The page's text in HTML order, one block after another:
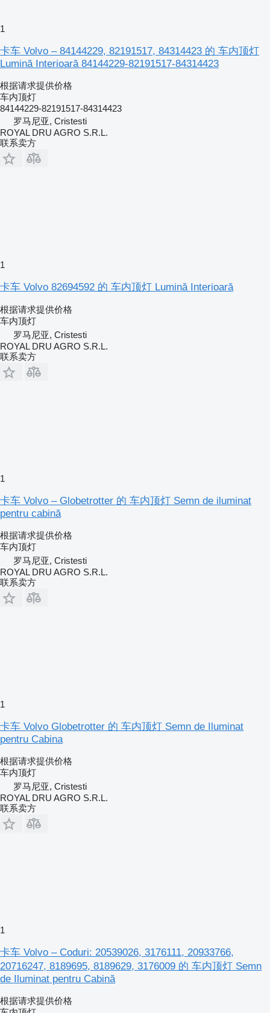
1
卡车 Volvo – 84144229, 82191517, 84314423 的 车内顶灯
Lumină Interioară 84144229-82191517-84314423
根据请求提供价格
车内顶灯
84144229-82191517-84314423
罗马尼亚, Cristesti
ROYAL DRU AGRO S.R.L.
联系卖方
1
卡车 Volvo 82694592 的 车内顶灯 Lumină Interioară
根据请求提供价格
车内顶灯
罗马尼亚, Cristesti
ROYAL DRU AGRO S.R.L.
联系卖方
1
卡车 Volvo – Globetrotter 的 车内顶灯 Semn de iluminat
pentru cabină
根据请求提供价格
车内顶灯
罗马尼亚, Cristesti
ROYAL DRU AGRO S.R.L.
联系卖方
1
卡车 Volvo Globetrotter 的 车内顶灯 Semn de Iluminat
pentru Cabina
根据请求提供价格
车内顶灯
罗马尼亚, Cristesti
ROYAL DRU AGRO S.R.L.
联系卖方
1
卡车 Volvo – Coduri: 20539026, 3176111, 20933766,
20716247, 8189695, 8189629, 3176009 的 车内顶灯 Semn
de Iluminat pentru Cabină
根据请求提供价格